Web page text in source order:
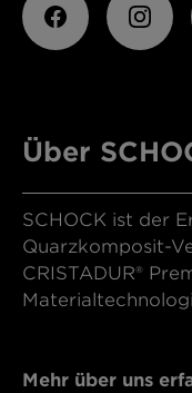
Über
SCHOCK ist der
Quarzkomposit-
CRISTADUR®
Mehr über uns